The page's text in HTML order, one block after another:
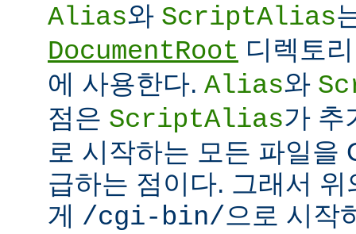
Alias와 ScriptAlias
DocumentRoot 디렉토
에 사용한다. Alias와
점은 ScriptAlias가 추
로 시작하는 모든 파일을
급하는 점이다. 그래서
게 /cgi-bin/으로 시작